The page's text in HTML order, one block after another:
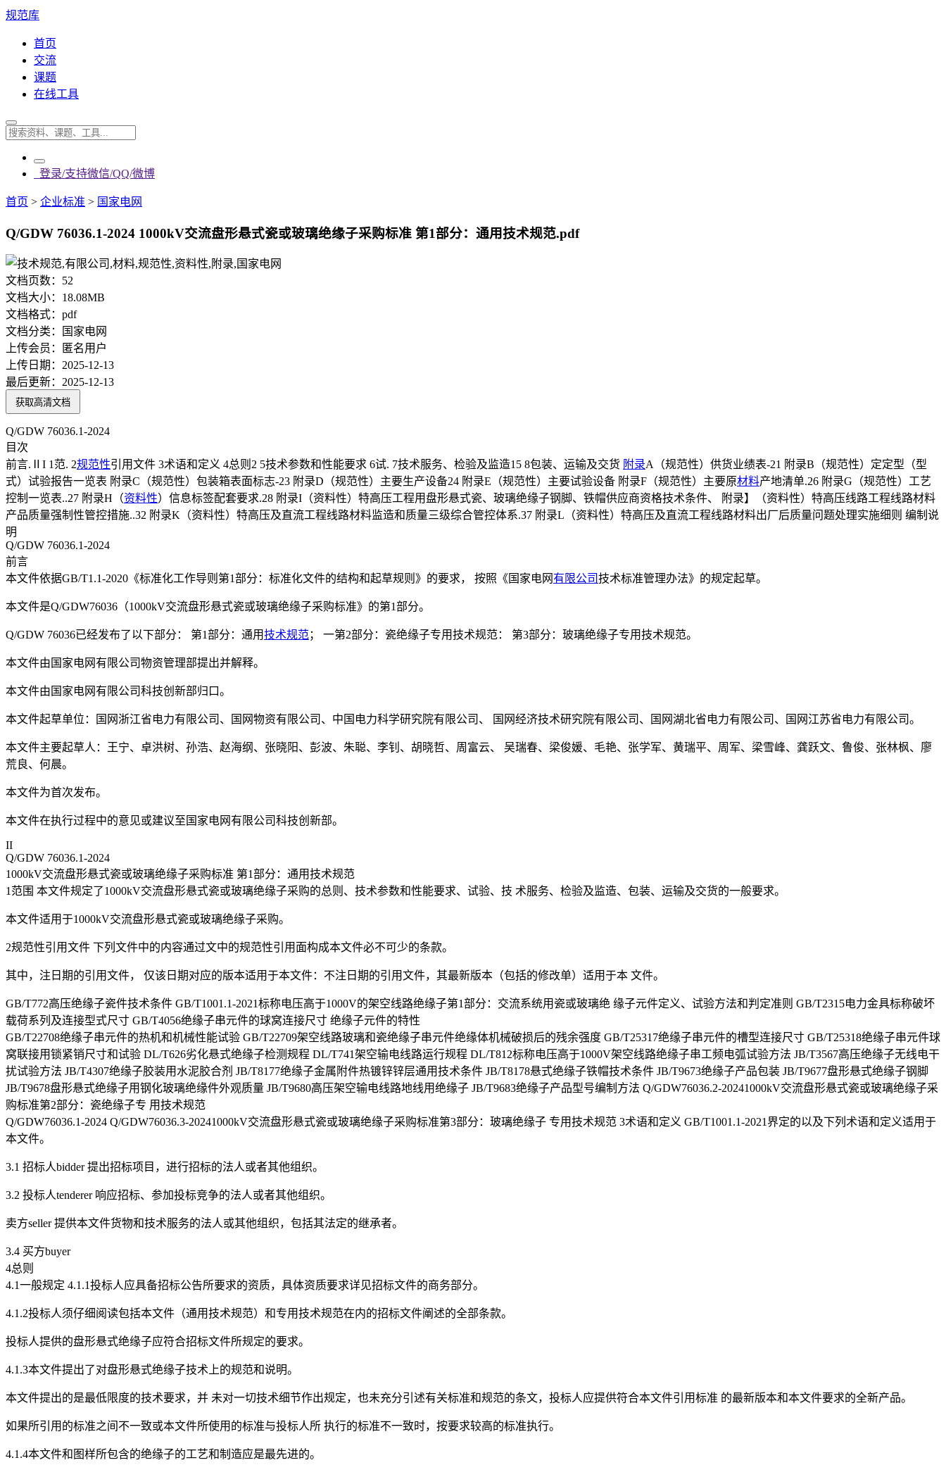
规范库
首页
交流
课题
在线工具
登录/支持微信/QQ/微博
首页 > 企业标准 > 国家电网
Q/GDW 76036.1-2024 1000kV交流盘形悬式瓷或玻璃绝缘子采购标准 第1部分：通用技术规范.pdf
文档页数： 52
文档大小： 18.08MB
文档格式： pdf
文档分类：
国家电网
上传会员：
匿名用户
上传日期： 2025-12-13
最后更新： 2025-12-13
获取高清文档
Q/GDW 76036.1-2024
目次
前言.ⅡI 1范. 2规范性引用文件 3术语和定义 4总则2 5技术参数和性能要求 6试. 7技术服务、检验及监造15 8包装、运输及交货 附录A（规范性）供货业绩表-21 附录B（规范性）定定型（型
式）试验报告一览表 附录C（规范性）包装箱表面标志-23 附录D（规范性）主要生产设备24 附录E（规范性）主要试验设备 附录F（规范性）主要原材料产地清单.26 附录G（规范性）工艺
控制一览表..27 附录H（资料性）信息标签配套要求.28 附录I（资料性）特高压工程用盘形悬式瓷、玻璃绝缘子钢脚、铁帽供应商资格技术条件、 附录】（资料性）特高压线路工程线路材料
产品质量强制性管控措施..32 附录K（资料性）特高压及直流工程线路材料监造和质量三级综合管控体系.37 附录L（资料性）特高压及直流工程线路材料出厂后质量问题处理实施细则 编制说
明
Q/GDW 76036.1-2024
前言
本文件依据GB/T1.1-2020《标准化工作导则第1部分：标准化文件的结构和起草规则》的要求， 按照《国家电网有限公司技术标准管理办法》的规定起草。
本文件是Q/GDW76036（1000kV交流盘形悬式瓷或玻璃绝缘子采购标准》的第1部分。
Q/GDW 76036已经发布了以下部分： 第1部分：通用技术规范； 一第2部分：瓷绝缘子专用技术规范： 第3部分：玻璃绝缘子专用技术规范。
本文件由国家电网有限公司物资管理部提出并解释。
本文件由国家电网有限公司科技创新部归口。
本文件起草单位：国网浙江省电力有限公司、国网物资有限公司、中国电力科学研究院有限公司、 国网经济技术研究院有限公司、国网湖北省电力有限公司、国网江苏省电力有限公司。
本文件主要起草人：王宁、卓洪树、孙浩、赵海纲、张晓阳、彭波、朱聪、李钊、胡晓哲、周富云、 吴瑞春、梁俊媛、毛艳、张学军、黄瑞平、周军、梁雪峰、龚跃文、鲁俊、张林枫、廖
荒良、何晨。
本文件为首次发布。
本文件在执行过程中的意见或建议至国家电网有限公司科技创新部。
II
Q/GDW 76036.1-2024
1000kV交流盘形悬式瓷或玻璃绝缘子采购标准 第1部分：通用技术规范
1范围 本文件规定了1000kV交流盘形悬式瓷或玻璃绝缘子采购的总则、技术参数和性能要求、试验、技 术服务、检验及监造、包装、运输及交货的一般要求。
本文件适用于1000kV交流盘形悬式瓷或玻璃绝缘子采购。
2规范性引用文件 下列文件中的内容通过文中的规范性引用面构成本文件必不可少的条款。
其中，注日期的引用文件， 仅该日期对应的版本适用于本文件：不注日期的引用文件，其最新版本（包括的修改单）适用于本 文件。
GB/T772高压绝缘子瓷件技术条件 GB/T1001.1-2021标称电压高于1000V的架空线路绝缘子第1部分：交流系统用瓷或玻璃绝 缘子元件定义、试验方法和判定准则 GB/T2315电力金具标称破坏
载荷系列及连接型式尺寸 GB/T4056绝缘子串元件的球窝连接尺寸 绝缘子元件的特性
GB/T22708绝缘子串元件的热机和机械性能试验 GB/T22709架空线路玻璃和瓷绝缘子串元件绝缘体机械破损后的残余强度 GB/T25317绝缘子串元件的槽型连接尺寸 GB/T25318绝缘子串元件球
窝联接用锁紧销尺寸和试验 DL/T626劣化悬式绝缘子检测规程 DL/T741架空输电线路运行规程 DL/T812标称电压高于1000V架空线路绝缘子串工频电弧试验方法 JB/T3567高压绝缘子无线电干
扰试验方法 JB/T4307绝缘子胶装用水泥胶合剂 JB/T8177绝缘子金属附件热镀锌锌层通用技术条件 JB/T8178悬式绝缘子铁帽技术条件 JB/T9673绝缘子产品包装 JB/T9677盘形悬式绝缘子钢脚
JB/T9678盘形悬式绝缘子用钢化玻璃绝缘件外观质量 JB/T9680高压架空输电线路地线用绝缘子 JB/T9683绝缘子产品型号编制方法 Q/GDW76036.2-20241000kV交流盘形悬式瓷或玻璃绝缘子采
购标准第2部分：瓷绝缘子专 用技术规范
Q/GDW76036.1-2024 Q/GDW76036.3-20241000kV交流盘形悬式瓷或玻璃绝缘子采购标准第3部分：玻璃绝缘子 专用技术规范 3术语和定义 GB/T1001.1-2021界定的以及下列术语和定义适用于
本文件。
3.1 招标人bidder 提出招标项目，进行招标的法人或者其他组织。
3.2 投标人tenderer 响应招标、参加投标竞争的法人或者其他组织。
卖方seller 提供本文件货物和技术服务的法人或其他组织，包括其法定的继承者。
3.4 买方buyer
4总则
4.1一般规定 4.1.1投标人应具备招标公告所要求的资质，具体资质要求详见招标文件的商务部分。
4.1.2投标人须仔细阅读包括本文件（通用技术规范）和专用技术规范在内的招标文件阐述的全部条款。
投标人提供的盘形悬式绝缘子应符合招标文件所规定的要求。
4.1.3本文件提出了对盘形悬式绝缘子技术上的规范和说明。
本文件提出的是最低限度的技术要求，并 未对一切技术细节作出规定，也未充分引述有关标准和规范的条文，投标人应提供符合本文件引用标准 的最新版本和本文件要求的全新产品。
如果所引用的标准之间不一致或本文件所使用的标准与投标人所 执行的标准不一致时，按要求较高的标准执行。
4.1.4本文件和图样所包含的绝缘子的工艺和制造应是最先进的。